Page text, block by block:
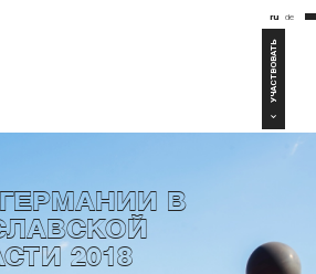
ru de
УЧАСТВОВАТЬ
В
2018